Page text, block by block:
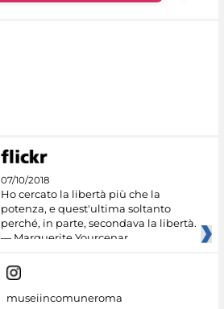
07/10/2018
Ho cercato la libertà più che la
potenza, e quest'ultima soltanto
perché, in parte, secondava la libertà.
— Marguerite Yourcenar
museiincomuneroma